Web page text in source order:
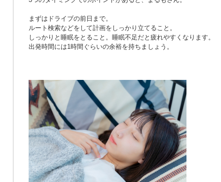
まずはドライブの前日まで。
ルート検索などをして計画をしっかり立てること。
しっかりと睡眠をとること。睡眠不足だと疲れやすくなります。
出発時間には1時間ぐらいの余裕を持ちましょう。